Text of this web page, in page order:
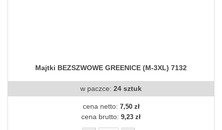
Majtki BEZSZWOWE GREENICE (M-3XL) 7132
w paczce: 24 sztuk
cena netto: 7,50 zł
cena brutto: 9,23 zł